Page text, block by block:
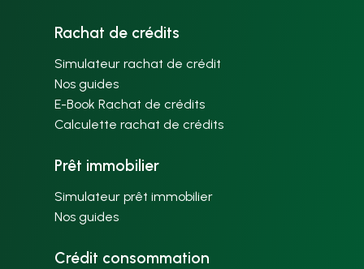
Rachat de crédits
Simulateur rachat de crédit
Nos guides
E-Book Rachat de crédits
Calculette rachat de crédits
Prêt immobilier
Simulateur prêt immobilier
Nos guides
Crédit consommation